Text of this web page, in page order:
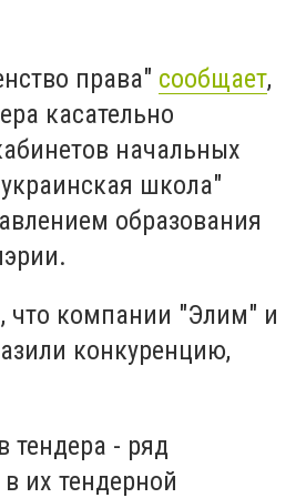
права" сообщает,
касательно
начальных
школа"
образования
что компании "Элим" и
конкуренцию,
тендера - ряд
их тендерной